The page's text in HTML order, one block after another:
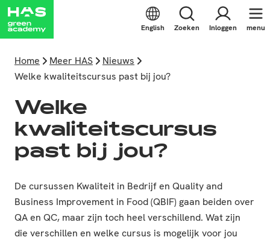
English Zoeken Inloggen menu
Home Meer HAS
Nieuws
Welke kwaliteitscursus past bij jou?
Welke
kwaliteitscursus
past bij jou?
De cursussen Kwaliteit in Bedrijf en Quality and
Business Improvement in Food (QBIF) gaan beiden over
QA en QC, maar zijn toch heel verschillend. Wat zijn
die verschillen en welke cursus is mogelijk voor jou